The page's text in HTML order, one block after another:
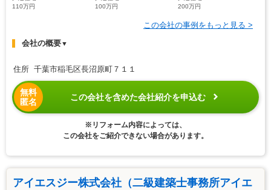
110万円
100万円
200万円
この会社の事例をもっと見る >
会社の概要▼
住所 千葉市稲毛区長沼原町７１１
無料
匿名
この会社を含めた会社紹介を申込む
※リフォーム内容によっては、
この会社をご紹介できない場合があります。
アイエスジー株式会社（二級建築士事務所アイエ